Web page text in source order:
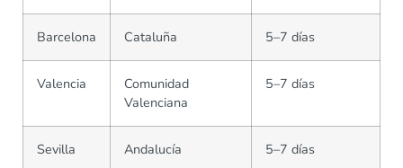
Barcelona Cataluña 5–7 días
Valencia
Comunidad
Valenciana
5–7 días
Sevilla Andalucía 5–7 días